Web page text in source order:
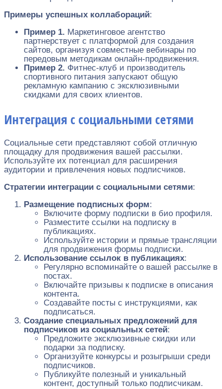
Примеры успешных коллабораций:
Пример 1. Маркетинговое агентство
партнерствует с платформой для создания
сайтов, организуя совместные вебинары по
передовым методикам онлайн-продвижения.
Пример 2. Фитнес-клуб и производитель
спортивного питания запускают общую
рекламную кампанию с эксклюзивными
скидками для своих клиентов.
Интеграция с социальными сетями
Социальные сети представляют собой отличную
площадку для продвижения вашей рассылки.
Используйте их потенциал для расширения
аудитории и привлечения новых подписчиков.
Стратегии интеграции с социальными сетями:
Размещение подписных форм:
Включите форму подписки в био профиля.
Разместите ссылки на подписку в
публикациях.
Используйте истории и прямые трансляции
для продвижения формы подписки.
Использование ссылок в публикациях:
Регулярно вспоминайте о вашей рассылке в
постах.
Включайте призывы к подписке в описания
контента.
Создавайте посты с инструкциями, как
подписаться.
Создание специальных предложений для
подписчиков из социальных сетей:
Предложите эксклюзивные скидки или
подарки за подписку.
Организуйте конкурсы и розыгрыши среди
подписчиков.
Публикуйте полезный и уникальный
контент, доступный только подписчикам.